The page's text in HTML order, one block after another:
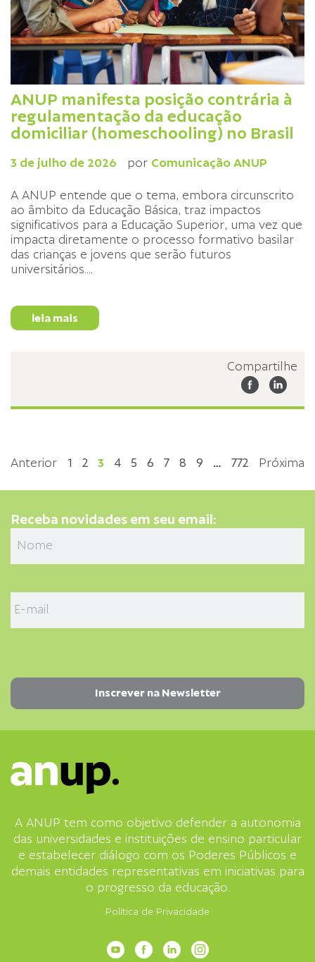
ANUP manifesta posição contrária à
regulamentação da educação
domiciliar (homeschooling) no Brasil
3 de julho de 2026 por Comunicação ANUP
A ANUP entende que o tema, embora circunscrito
ao âmbito da Educação Básica, traz impactos
significativos para a Educação Superior, uma vez que
impacta diretamente o processo formativo basilar
das crianças e jovens que serão futuros
universitários....
leia mais
Compartilhe
Anterior 1 2 3 4 5 6 7 8 9 … 772 Próxima
Receba novidades em seu email:
A ANUP tem como objetivo defender a autonomia
das universidades e instituições de ensino particular
e estabelecer diálogo com os Poderes Públicos e
demais entidades representativas em iniciativas para
o progresso da educação.
Política de Privacidade